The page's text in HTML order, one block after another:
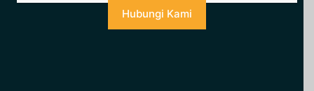
Hubungi Kami